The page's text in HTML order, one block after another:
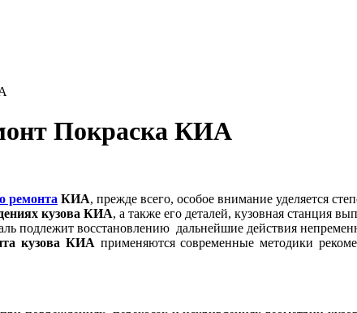
Покраска КИА
ремонта КИА, прежде всего, особое внимание уделяется
кузова КИА, а также его деталей, кузовная станция
подлежит восстановлению дальнейшие действия
кузова КИА применяются современные методики